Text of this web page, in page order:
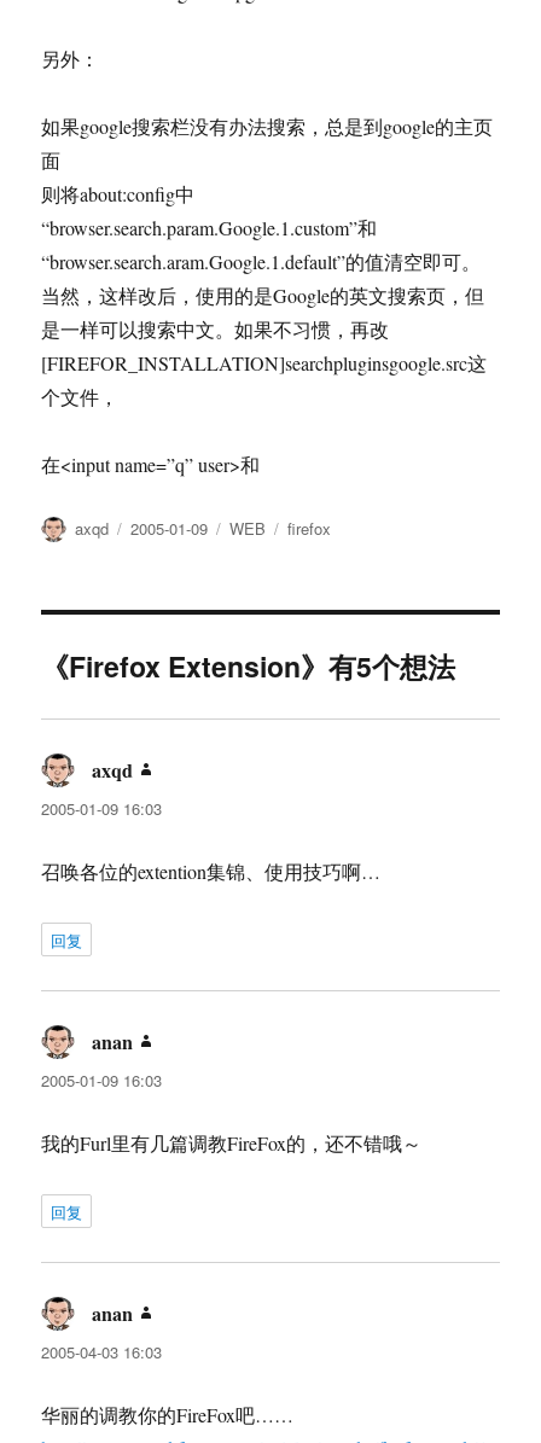
另外：
如果google搜索栏没有办法搜索，总是到google的主页
面
则将about:config中
“browser.search.param.Google.1.custom”和
“browser.search.aram.Google.1.default”的值清空即可。
当然，这样改后，使用的是Google的英文搜索页，但
是一样可以搜索中文。如果不习惯，再改
[FIREFOR_INSTALLATION]searchpluginsgoogle.src这
个文件，
在<input name=”q” user>和
作
axqd
发
2005-01-09
分
WEB
标
firefox
《Firefox Extension》有5个想法
axqd
道：
2005-01-09 16:03
召唤各位的extention集锦、使用技巧啊…
回复
anan
道：
2005-01-09 16:03
我的Furl里有几篇调教FireFox的，还不错哦～
回复
anan
道：
2005-04-03 16:03
华丽的调教你的FireFox吧……